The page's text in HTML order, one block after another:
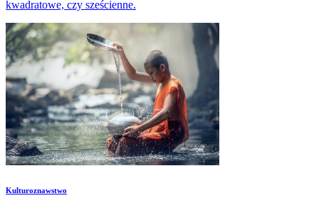
kwadratowe, czy sześcienne.
Kulturoznawstwo